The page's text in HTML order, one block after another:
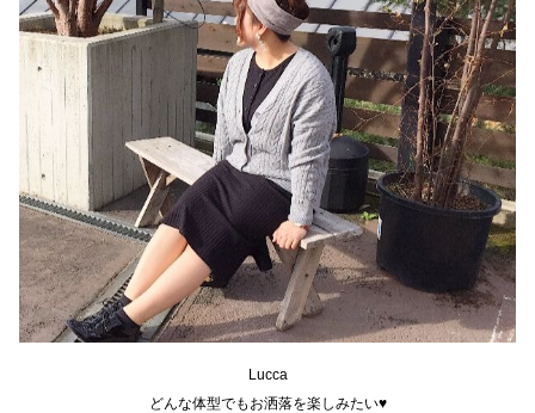
Lucca
どんな体型でもお洒落を楽しみたい♥